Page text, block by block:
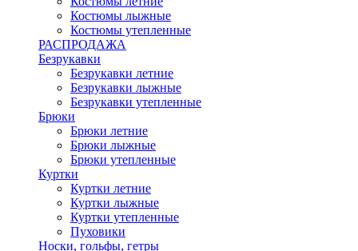
Костюмы лыжные
Костюмы утепленные
РАСПРОДАЖА
Безрукавки
Безрукавки летние
Безрукавки лыжные
Безрукавки утепленные
Брюки
Брюки летние
Брюки лыжные
Брюки утепленные
Куртки
Куртки летние
Куртки лыжные
Куртки утепленные
Пуховики
Носки, гольфы, гетры